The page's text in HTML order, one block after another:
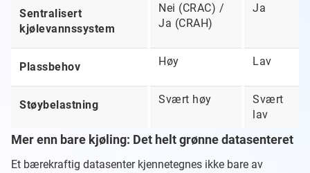
Sentralisert
kjølevannssystem
Nei (CRAC) /
Ja (CRAH)
Ja
Plassbehov Høy Lav
Støybelastning Svært høy
Svært
lav
Mer enn bare kjøling: Det helt grønne datasenteret
Et bærekraftig datasenter kjennetegnes ikke bare av